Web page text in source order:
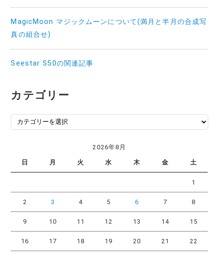
MagicMoon マジックムーンについて(満月と半月の合成写
真の組合せ)
Seestar S50の関連記事
カテゴリー
カ
テ
ー
2026年8月
日 月 火 水 木 金 土
1
2 3 4 5 6 7 8
9 10 11 12 13 14 15
16 17 18 19 20 21 22